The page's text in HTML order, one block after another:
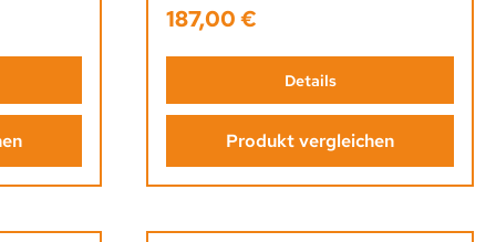
Regulärer Preis:
187,00 €
Details
Produkt vergleichen